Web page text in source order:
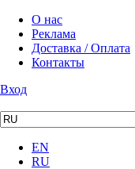
О нас
Реклама
Доставка / Оплата
Контакты
Вход
EN
RU